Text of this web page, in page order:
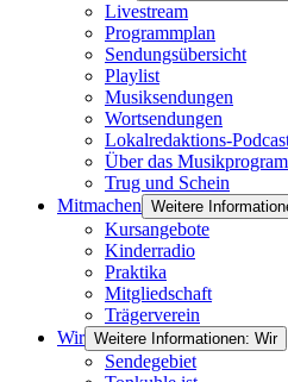
Livestream
Programmplan
Sendungsübersicht
Playlist
Musiksendungen
Wortsendungen
Lokalredaktions-
Über das
Trug und Schein
Mitmachen Weitere
Kursangebote
Kinderradio
Praktika
Mitgliedschaft
Trägerverein
Wir Weitere Informationen: Wir
Sendegebiet